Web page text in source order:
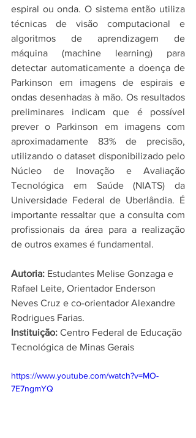
espiral ou onda. O sistema então utiliza
técnicas de visão computacional e
algoritmos de aprendizagem de
máquina (machine learning) para
detectar automaticamente a doença de
Parkinson em imagens de espirais e
ondas desenhadas à mão. Os resultados
preliminares indicam que é possível
prever o Parkinson em imagens com
aproximadamente 83% de precisão,
utilizando o dataset disponibilizado pelo
Núcleo de Inovação e Avaliação
Tecnológica em Saúde (NIATS) da
Universidade Federal de Uberlândia. É
importante ressaltar que a consulta com
profissionais da área para a realização
de outros exames é fundamental.
Autoria: Estudantes Melise Gonzaga e
Rafael Leite, Orientador Enderson
Neves Cruz e co-orientador Alexandre
Rodrigues Farias.
Instituição: Centro Federal de Educação
Tecnológica de Minas Gerais
https://www.youtube.com/watch?v=MO-
7E7ngmYQ